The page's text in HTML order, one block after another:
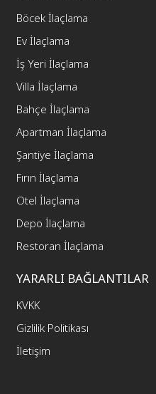
Böcek İlaçlama
Ev İlaçlama
İş Yeri İlaçlama
Villa İlaçlama
Bahçe İlaçlama
Apartman İlaçlama
Şantiye İlaçlama
Fırın İlaçlama
Otel İlaçlama
Depo İlaçlama
Restoran İlaçlama
YARARLI BAĞLANTILAR
KVKK
Gizlilik Politikası
İletişim